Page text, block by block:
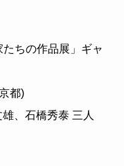
たちの作品展」ギャ
都)
、石橋秀泰 三人